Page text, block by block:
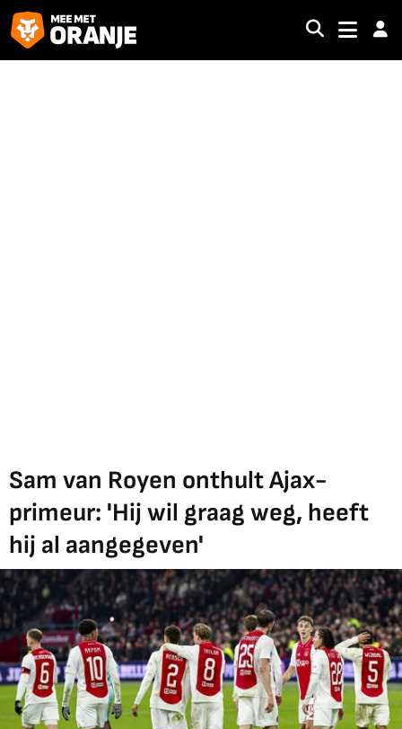
Sam van Royen onthult Ajax-
primeur: 'Hij wil graag weg, heeft
hij al aangegeven'